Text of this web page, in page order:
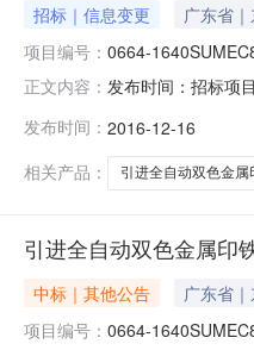
招标｜信息变更
广东省
项目编号： 0664-
正文内容： 发布时间：招标项
明中国国际招标网
发布时间： 2016-12-16
相关产品：
引进全自动双色金属
引进全自动双色金属印
中标｜其他公告 广东省
项目编号： 0664-